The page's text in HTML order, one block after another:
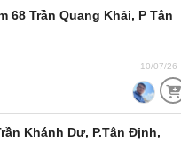
68 Trần Quang Khải, P Tân
10/07/26
Khánh Dư, P.Tân Định,